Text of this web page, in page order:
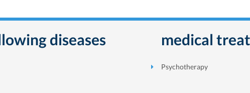
diseases medical
Psychotherapy